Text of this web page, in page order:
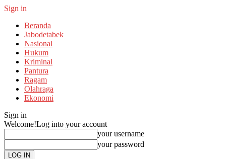
Sign in
Beranda
Jabodetabek
Nasional
Hukum
Kriminal
Pantura
Ragam
Olahraga
Ekonomi
Sign in
Welcome!Log into your account
your username
your password